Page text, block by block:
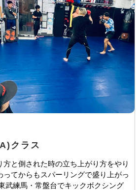
クラス
と倒された時の立ち上がり方をやり
ってからもスパーリングで盛り上がっ
武練馬・常盤台でキックボクシング